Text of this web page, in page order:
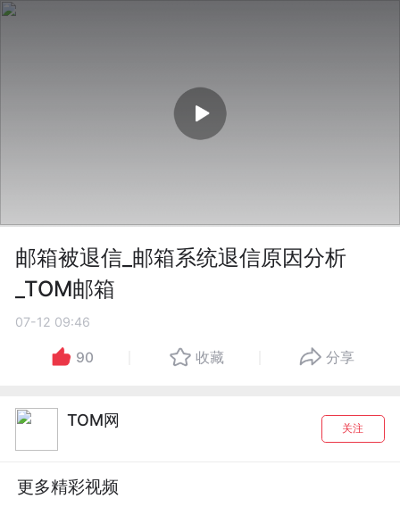
邮箱被退信_邮箱系统退信原因分析
_TOM邮箱
07-12 09:46
90 收藏 分享
TOM网 关注
更多精彩视频